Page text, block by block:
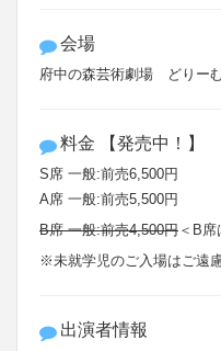
会場
府中の森芸術劇場 どりー
料金 【発売中！】
S席 一般:前売6,500円
A席 一般:前売5,500円
B席 一般:前売4,500円 ＜B
※未就学児のご入場はご遠
出演者情報